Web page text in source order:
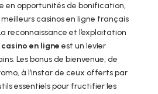
en opportunités de bonification,
meilleurs casinos en ligne français
reconnaissance et l’exploitation
en ligne est un levier
Les bonus de bienvenue, de
à l’instar de ceux offerts par
essentiels pour fructifier les